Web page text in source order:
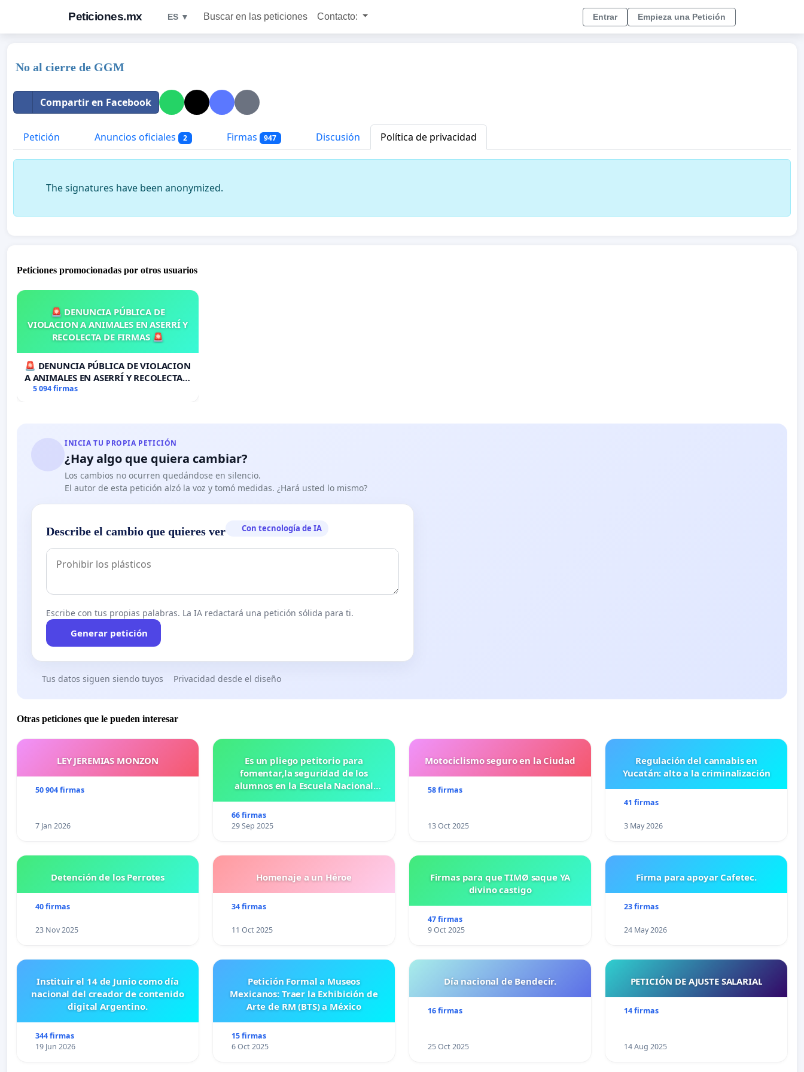
Peticiones.mx ES ▼ Buscar en las peticiones Contacto: Entrar Empieza una Petición
No al cierre de GGM
Compartir en Facebook
Petición Anuncios oficiales 2 Firmas 947 Discusión Política de privacidad
The signatures have been anonymized.
Peticiones promocionadas por otros usuarios
🚨 DENUNCIA PÚBLICA DE
VIOLACION A ANIMALES EN ASERRÍ Y
RECOLECTA DE FIRMAS 🚨
🚨 DENUNCIA PÚBLICA DE VIOLACION
A ANIMALES EN ASERRÍ Y RECOLECTA
DE FIRMAS 🚨
5 094 firmas
INICIA TU PROPIA PETICIÓN
¿Hay algo que quiera cambiar?
Los cambios no ocurren quedándose en silencio.
El autor de esta petición alzó la voz y tomó medidas. ¿Hará usted lo mismo?
Describe el cambio que quieres ver Con tecnología de IA
Escribe con tus propias palabras. La IA redactará una petición sólida para ti.
Generar petición
Tus datos siguen siendo tuyos Privacidad desde el diseño
Otras peticiones que le pueden interesar
LEY JEREMIAS MONZON
50 904 firmas
7 Jan 2026
Es un pliego petitorio para
fomentar,la seguridad de los
alumnos en la Escuela Nacional
66 firmas
29 Sep 2025
Motociclismo seguro en la Ciudad
58 firmas
13 Oct 2025
Regulación del cannabis en
Yucatán: alto a la criminalización
41 firmas
3 May 2026
Detención de los Perrotes
40 firmas
23 Nov 2025
Homenaje a un Héroe
34 firmas
11 Oct 2025
Firmas para que TIMØ saque YA
divino castigo
47 firmas
9 Oct 2025
Firma para apoyar Cafetec.
23 firmas
24 May 2026
Instituir el 14 de Junio como día
nacional del creador de contenido
digital Argentino.
344 firmas
19 Jun 2026
Petición Formal a Museos
Mexicanos: Traer la Exhibición de
Arte de RM (BTS) a México
15 firmas
6 Oct 2025
Día nacional de Bendecir.
16 firmas
25 Oct 2025
PETICIÓN DE AJUSTE SALARIAL
14 firmas
14 Aug 2025